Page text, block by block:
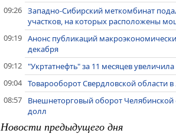
09:26 Западно-Сибирский меткомбинат
участков, на которых расположены
09:19 Анонс публикаций
декабря
09:12 "Укртатнефть" за 11 месяцев
09:04 Товарооборот Свердловской области
08:57
Внешнеторговый оборот Челябинской
долл
Новости предыдущего дня